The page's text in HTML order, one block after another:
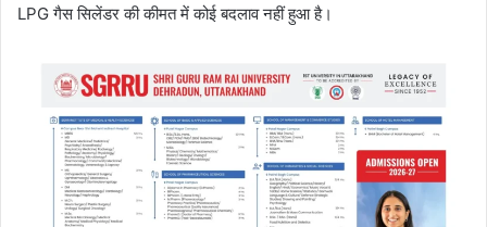
LPG गैस सिलेंडर की कीमत में कोई बदलाव नहीं हुआ है।